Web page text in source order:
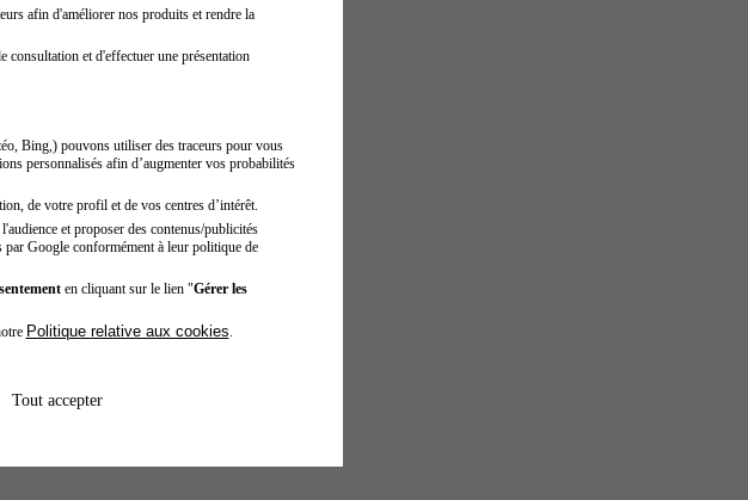
afin d'améliorer nos produits et rendre la
consultation et d'effectuer une présentation
Bing,) pouvons utiliser des traceurs pour vous
personnalisés afin d’augmenter vos probabilités
de votre profil et de vos centres d’intérêt.
et proposer des contenus/publicités
par Google conformément à leur politique de
en cliquant sur le lien "Gérer les
Politique relative aux cookies
Tout accepter